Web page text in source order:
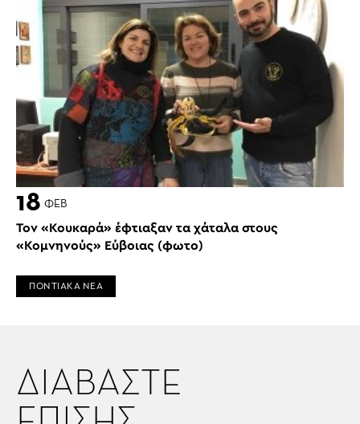
18 ΦΕΒ
Τον «Κουκαρά» έφτιαξαν τα χάταλα στους
«Κομνηνούς» Εύβοιας (φωτο)
ΠΟΝΤΙΑΚΑ ΝΕΑ
ΔΙΑΒΑΣΤΕ